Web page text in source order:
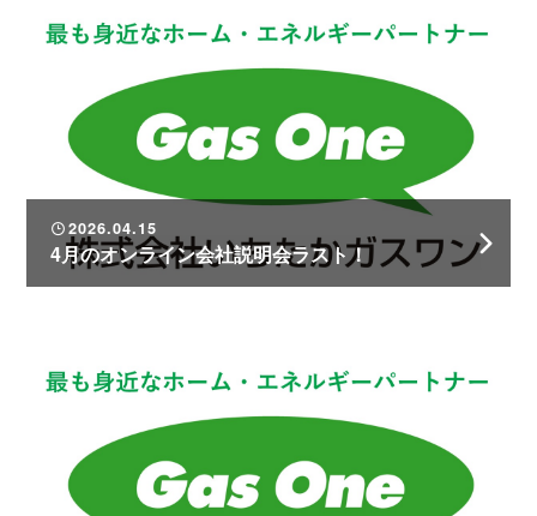
2026.04.15
4月のオンライン会社説明会ラスト！